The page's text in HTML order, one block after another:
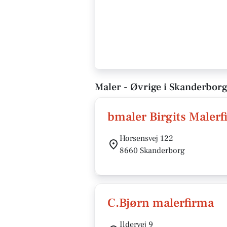
Maler - Øvrige i Skanderborg
bmaler Birgits
Horsensvej 122
8660 Skanderborg
C.Bjørn malerfirma
Ildervej 9